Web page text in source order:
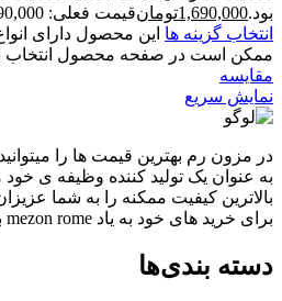
بود.1,690,000تومانقیمت فعلی: 1,690,000تومان.
انتخاب گزینه ها این محصول دارای
ممکن است در صفحه محصول انتخاب
مقايسه
نمایش سریع
در مزون رم بهترین قیمت ها را
به عنوان یک تولید کننده وظیفه ی خود
بالاترین کیفیت ممکنه را به شما
برای خرید های خود به یاد mezon rome باشید
دسته بندی‌ها